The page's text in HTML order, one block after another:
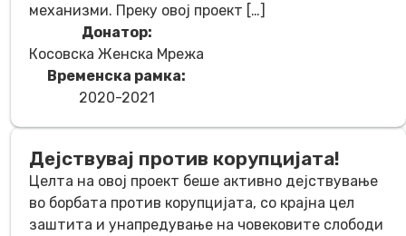
механизми. Преку овој проект […]
Донатор:
Косовска Женска Мрежа
Временска рамка:
2020-2021
Дејствувај против корупцијата!
Целта на овој проект беше активно дејствување
во борбата против корупцијата, со крајна цел
заштита и унапредување на човековите слободи